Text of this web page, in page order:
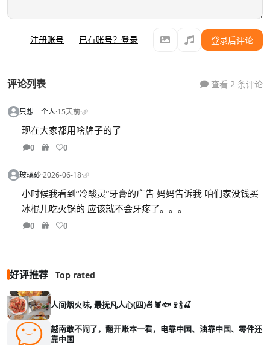
注册账号 已有账号？登录 登录后评论
评论列表 查看 2 条评论
只想一个人·15天前·
现在大家都用啥牌子的了
0 0
玻璃砂·2026-06-18·
小时候我看到“冷酸灵”牙膏的广告 妈妈告诉我 咱们家没钱买
冰棍儿吃火锅的 应该就不会牙疼了。。。
0 0
好评推荐 Top rated
人间烟火味, 最抚凡人心(四)🍜🦞🐟🍷🍾🍒
越南敢不闹了，翻开账本一看，电靠中国、油靠中国、零件还
靠中国